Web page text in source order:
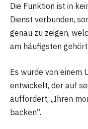
Die Funktion ist in
Dienst verbunden,
genau zu zeigen,
am häufigsten
Es wurde von einem
entwickelt, der auf
auffordert, „Ihren
backen“.